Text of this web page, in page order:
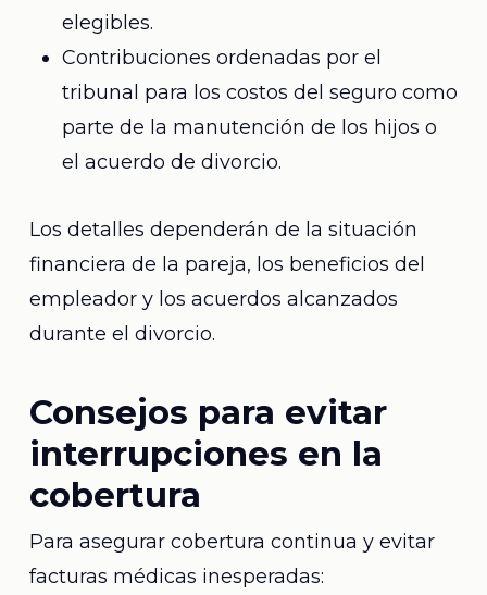
elegibles.
Contribuciones ordenadas por el
tribunal para los costos del seguro como
parte de la manutención de los hijos o
el acuerdo de divorcio.
Los detalles dependerán de la situación
financiera de la pareja, los beneficios del
empleador y los acuerdos alcanzados
durante el divorcio.
Consejos para evitar
interrupciones en la
cobertura
Para asegurar cobertura continua y evitar
facturas médicas inesperadas: